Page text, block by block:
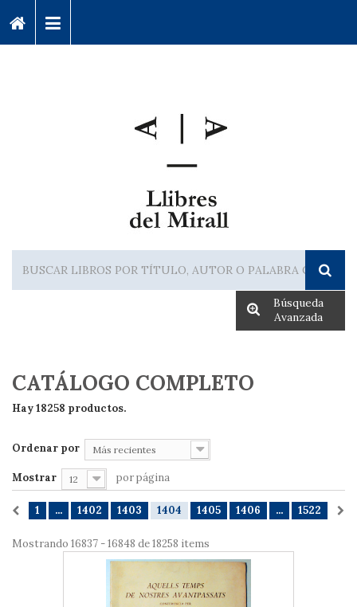
Búsqueda
Avanzada
CATÁLOGO COMPLETO
Hay 18258 productos.
Ordenar por Más recientes
Mostrar 12 por página
1 ... 1402 1403 1404 1405 1406 ... 1522
Mostrando 16837 - 16848 de 18258 items